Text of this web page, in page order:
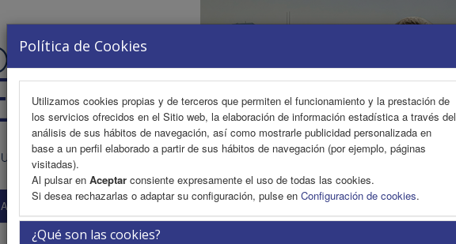
Política de Cookies
Utilizamos cookies propias y de terceros que permiten el funcionamiento y la prestación de
los servicios ofrecidos en el Sitio web, la elaboración de información estadística a través del
análisis de sus hábitos de navegación, así como mostrarle publicidad personalizada en
base a un perfil elaborado a partir de sus hábitos de navegación (por ejemplo, páginas
visitadas).
Al pulsar en Aceptar consiente expresamente el uso de todas las cookies.
Si desea rechazarlas o adaptar su configuración, pulse en Configuración de cookies.
¿Qué son las cookies?
AREA CIENTÍFICA INSCRIPCIÓN EXP. COMERCIAL